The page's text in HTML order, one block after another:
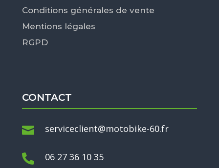
Conditions générales de vente
Mentions légales
RGPD
CONTACT
 serviceclient@motobike-60.fr
 06 27 36 10 35